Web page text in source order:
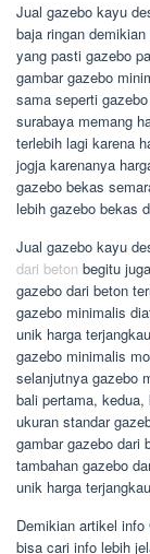
Jual gazebo kayu
baja ringan
yang pasti gazebo
gambar gazebo
sama seperti
surabaya memang
terlebih lagi karena
jogja karenanya
gazebo bekas
lebih gazebo bekas
Jual gazebo kayu
dari beton begitu
gazebo dari beton
gazebo minimalis
unik harga
gazebo minimalis
selanjutnya gazebo
bali pertama,
ukuran standar
gambar gazebo dari
tambahan gazebo
unik harga
Demikian artikel info
bisa cari info lebih